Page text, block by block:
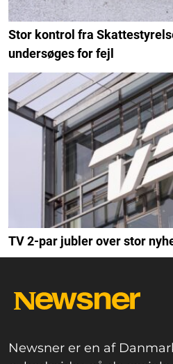
Stor kontrol fra
undersøges for fejl
TV 2-par jubler over stor
Newsner er en af